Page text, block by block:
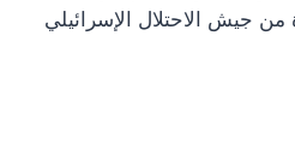
جيش الاحتلال الإسرائيلي